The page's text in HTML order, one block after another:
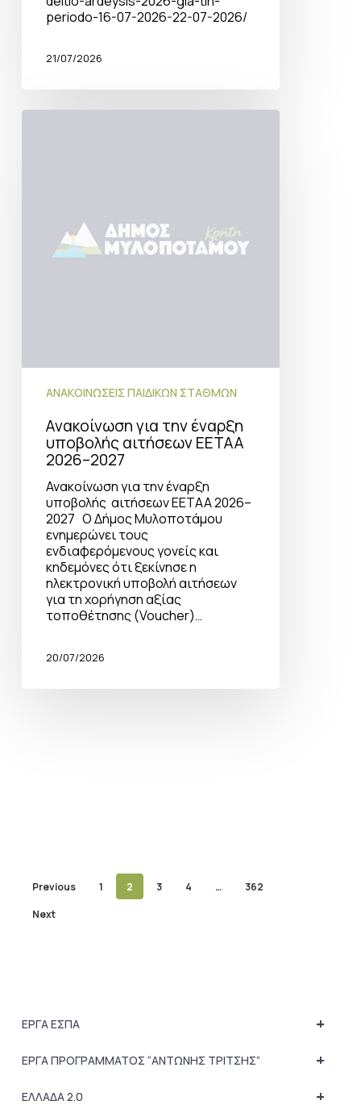
periodo-16-07-2026-22-07-2026/
21/07/2026
Ανακοίνωση
ΑΝΑΚΟΙΝΩΣΕΙΣ ΠΑΙΔΙΚΩΝ ΣΤΑΘΜΩΝ
Ανακοίνωση για την έναρξη
υποβολής αιτήσεων ΕΕΤΑΑ
2026–2027
Ανακοίνωση για την έναρξη
υποβολής αιτήσεων ΕΕΤΑΑ 2026–
2027 Ο Δήμος Μυλοποτάμου
ενημερώνει τους
ενδιαφερόμενους γονείς και
κηδεμόνες ότι ξεκίνησε η
ηλεκτρονική υποβολή αιτήσεων
για τη χορήγηση αξίας
τοποθέτησης (Voucher)…
20/07/2026
Previous 1 2 3 4 …
362
Next
+
ΕΡΓΑ ΕΣΠΑ
+
ΕΡΓΑ ΠΡΟΓΡΑΜΜΑΤΟΣ “ΑΝΤΩΝΗΣ ΤΡΙΤΣΗΣ”
+
ΕΛΛΑΔΑ 2.0